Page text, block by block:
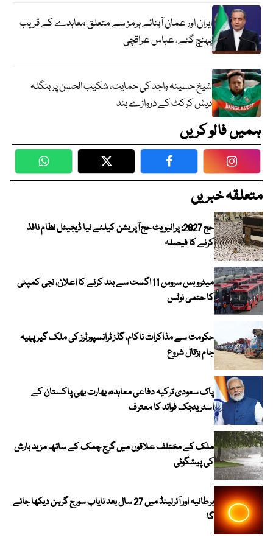
ایران اور عمان آبنائے ہرمز سے متعلق معاہدے کے قریب
پہنچ گئے، عباس عراقچی
شیخ حسینہ واجد کی حمایت، شکیب الحسن پر بنگلہ
دیش کرکٹ کے دروازے بند
ہمیں فالو کریں
WhatsApp Twitter Facebook
متعلقہ خبریں
حج 2027: پرائیویٹ حج آپریشن کیلئے نیا ڈیجیٹل نظام نافذ
کرنے کا فیصلہ
میٹرو بس سروس 11 اگست سے بند کرنے کا اعلان، نجی کمپنی
کا حتمی نوٹس
حکومت سے مذاکرات ناکام، گڈز ٹرانسپورٹرز کی ملک گیر پہیہ
جام ہڑتال شروع
پاک سعودی ترکیہ دفاعی معاہدہ، بھارت بھی پاکستان کے
اسٹریٹجک فوائد کا معترف
ملک کے مختلف علاقوں میں گرج چمک کے ساتھ مزید بارش
کی پیشگوئی
برطانیہ اور آئرلینڈ میں 27 سال بعد نایاب سورج گرہن دیکھا جائے
گا